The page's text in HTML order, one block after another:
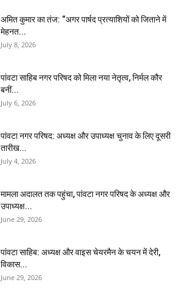
अमित कुमार का तंज: “अगर पार्षद प्रत्याशियों को जिताने में
मेहनत...
July 8, 2026
पांवटा साहिब नगर परिषद को मिला नया नेतृत्व, निर्मल कौर
बनीं...
July 6, 2026
पांवटा नगर परिषद: अध्यक्ष और उपाध्यक्ष चुनाव के लिए दूसरी
तारीख...
July 4, 2026
मामला अदालत तक पहुंचा, पांवटा नगर परिषद के अध्यक्ष और
उपाध्यक्ष...
June 29, 2026
पांवटा साहिब: अध्यक्ष और वाइस चेयरमैन के चयन में देरी,
विकास...
June 29, 2026